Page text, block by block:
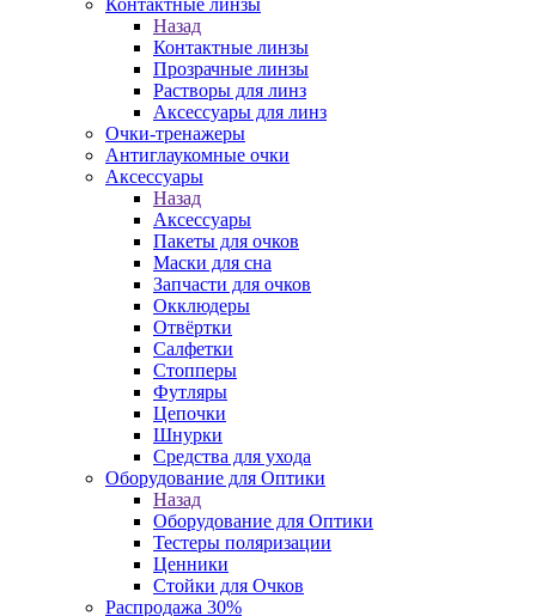
Контактные линзы
Назад
Контактные линзы
Прозрачные линзы
Растворы для линз
Аксессуары для линз
Очки-тренажеры
Антиглаукомные очки
Аксессуары
Назад
Аксессуары
Пакеты для очков
Маски для сна
Запчасти для очков
Окклюдеры
Отвёртки
Салфетки
Стопперы
Футляры
Цепочки
Шнурки
Средства для ухода
Оборудование для Оптики
Назад
Оборудование для Оптики
Тестеры поляризации
Ценники
Стойки для Очков
Распродажа 30%